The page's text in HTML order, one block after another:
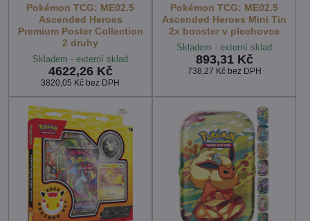
Pokémon TCG: ME02.5
Ascended Heroes
Premium Poster Collection
2 druhy
Skladem - externí sklad
4622,26 Kč
3820,05 Kč bez DPH
Pokémon TCG: ME02.5
Ascended Heroes Mini Tin
2x booster v plechovce
Skladem - externí sklad
893,31 Kč
738,27 Kč bez DPH